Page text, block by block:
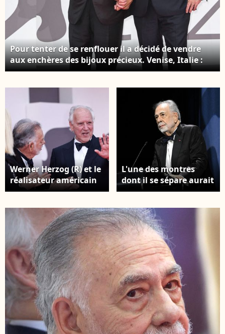
Pour tenter de se renflouer il a décidé de vendre
aux enchères des bijoux précieux. Venise, Italie :
Venise, 82e Festival international du film de Venise
photo : Francis Ford Coppola, Werner Herzog
(Crédit image : © Simone Comi/IPA via ZUMA Press
/ Bestimage)
Werner Herzog (R) et le
réalisateur américain
Francis Ford Coppola
cérémonie d'ouverture
de la 82e Mostra de
Venise à Venise, Italie,
le 27 août 2025. Photo
by
Xinhua/ABACAPRESS.COM/Li
Jing)
L'une des montres
dont il se sépare aurait
nécessité 9 ans de
Venise, 82e Festival
international du film
de Venise 2025 - Soirée
1 - Cérémonie
d'ouverture et remise
du Lion d'or pour
l'ensemble de sa
carrière à Werner
Herzog. Sur la photo,
Francis Ford Coppola
(Crédit image : ©